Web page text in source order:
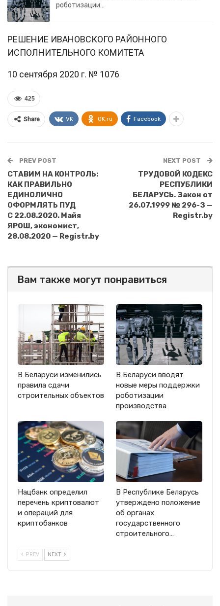
роботизации…
РЕШЕНИЕ ИВАНОВСКОГО РАЙОННОГО
ИСПОЛНИТЕЛЬНОГО КОМИТЕТА
10 сентября 2020 г. № 1076
425
Share VK OK.ru Facebook
PREV POST
СТАВИМ НА КОНТРОЛЬ:
КАК ПРАВИЛЬНО
ЕДИНОЛИЧНО
ОФОРМЛЯТЬ ПУД
С 22.08.2020. Майя
ЯРОШ, экономист,
28.08.2020 — Registr.by
NEXT POST
ТРУДОВОЙ КОДЕКС
РЕСПУБЛИКИ
БЕЛАРУСЬ. Закон от
26.07.1999 № 296-З —
Registr.by
Вам также могут понравиться
В Беларуси изменились
правила сдачи
строительных объектов
В Беларуси вводят
новые меры поддержки
роботизации
производства
Нацбанк определил
перечень криптовалют
и операций для
криптобанков
В Республике Беларусь
утверждено положение
об органах
государственного
строительного…
PREV NEXT